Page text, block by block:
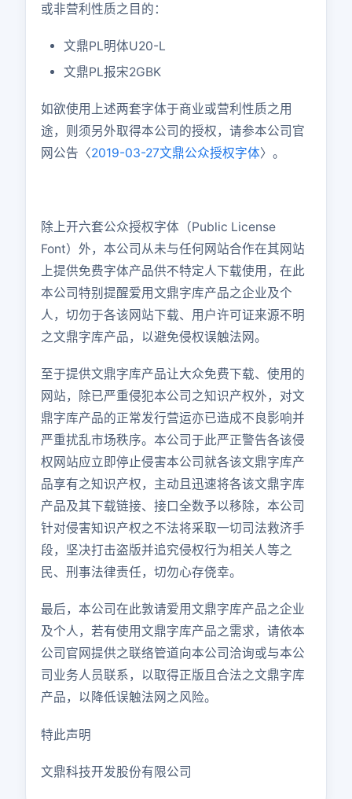
或非营利性质之目的：
文鼎PL明体U20-L
文鼎PL报宋2GBK
如欲使用上述两套字体于商业或营利性质之用
途，则须另外取得本公司的授权，请参本公司官
网公告〈2019-03-27文鼎公众授权字体〉。
除上开六套公众授权字体（Public License
Font）外，本公司从未与任何网站合作在其网站
上提供免费字体产品供不特定人下载使用，在此
本公司特别提醒爱用文鼎字库产品之企业及个
人，切勿于各该网站下载、用户许可证来源不明
之文鼎字库产品，以避免侵权误触法网。
至于提供文鼎字库产品让大众免费下载、使用的
网站，除已严重侵犯本公司之知识产权外，对文
鼎字库产品的正常发行营运亦已造成不良影响并
严重扰乱市场秩序。本公司于此严正警告各该侵
权网站应立即停止侵害本公司就各该文鼎字库产
品享有之知识产权，主动且迅速将各该文鼎字库
产品及其下载链接、接口全数予以移除，本公司
针对侵害知识产权之不法将采取一切司法救济手
段，坚决打击盗版并追究侵权行为相关人等之
民、刑事法律责任，切勿心存侥幸。
最后，本公司在此敦请爱用文鼎字库产品之企业
及个人，若有使用文鼎字库产品之需求，请依本
公司官网提供之联络管道向本公司洽询或与本公
司业务人员联系，以取得正版且合法之文鼎字库
产品，以降低误触法网之风险。
特此声明
文鼎科技开发股份有限公司